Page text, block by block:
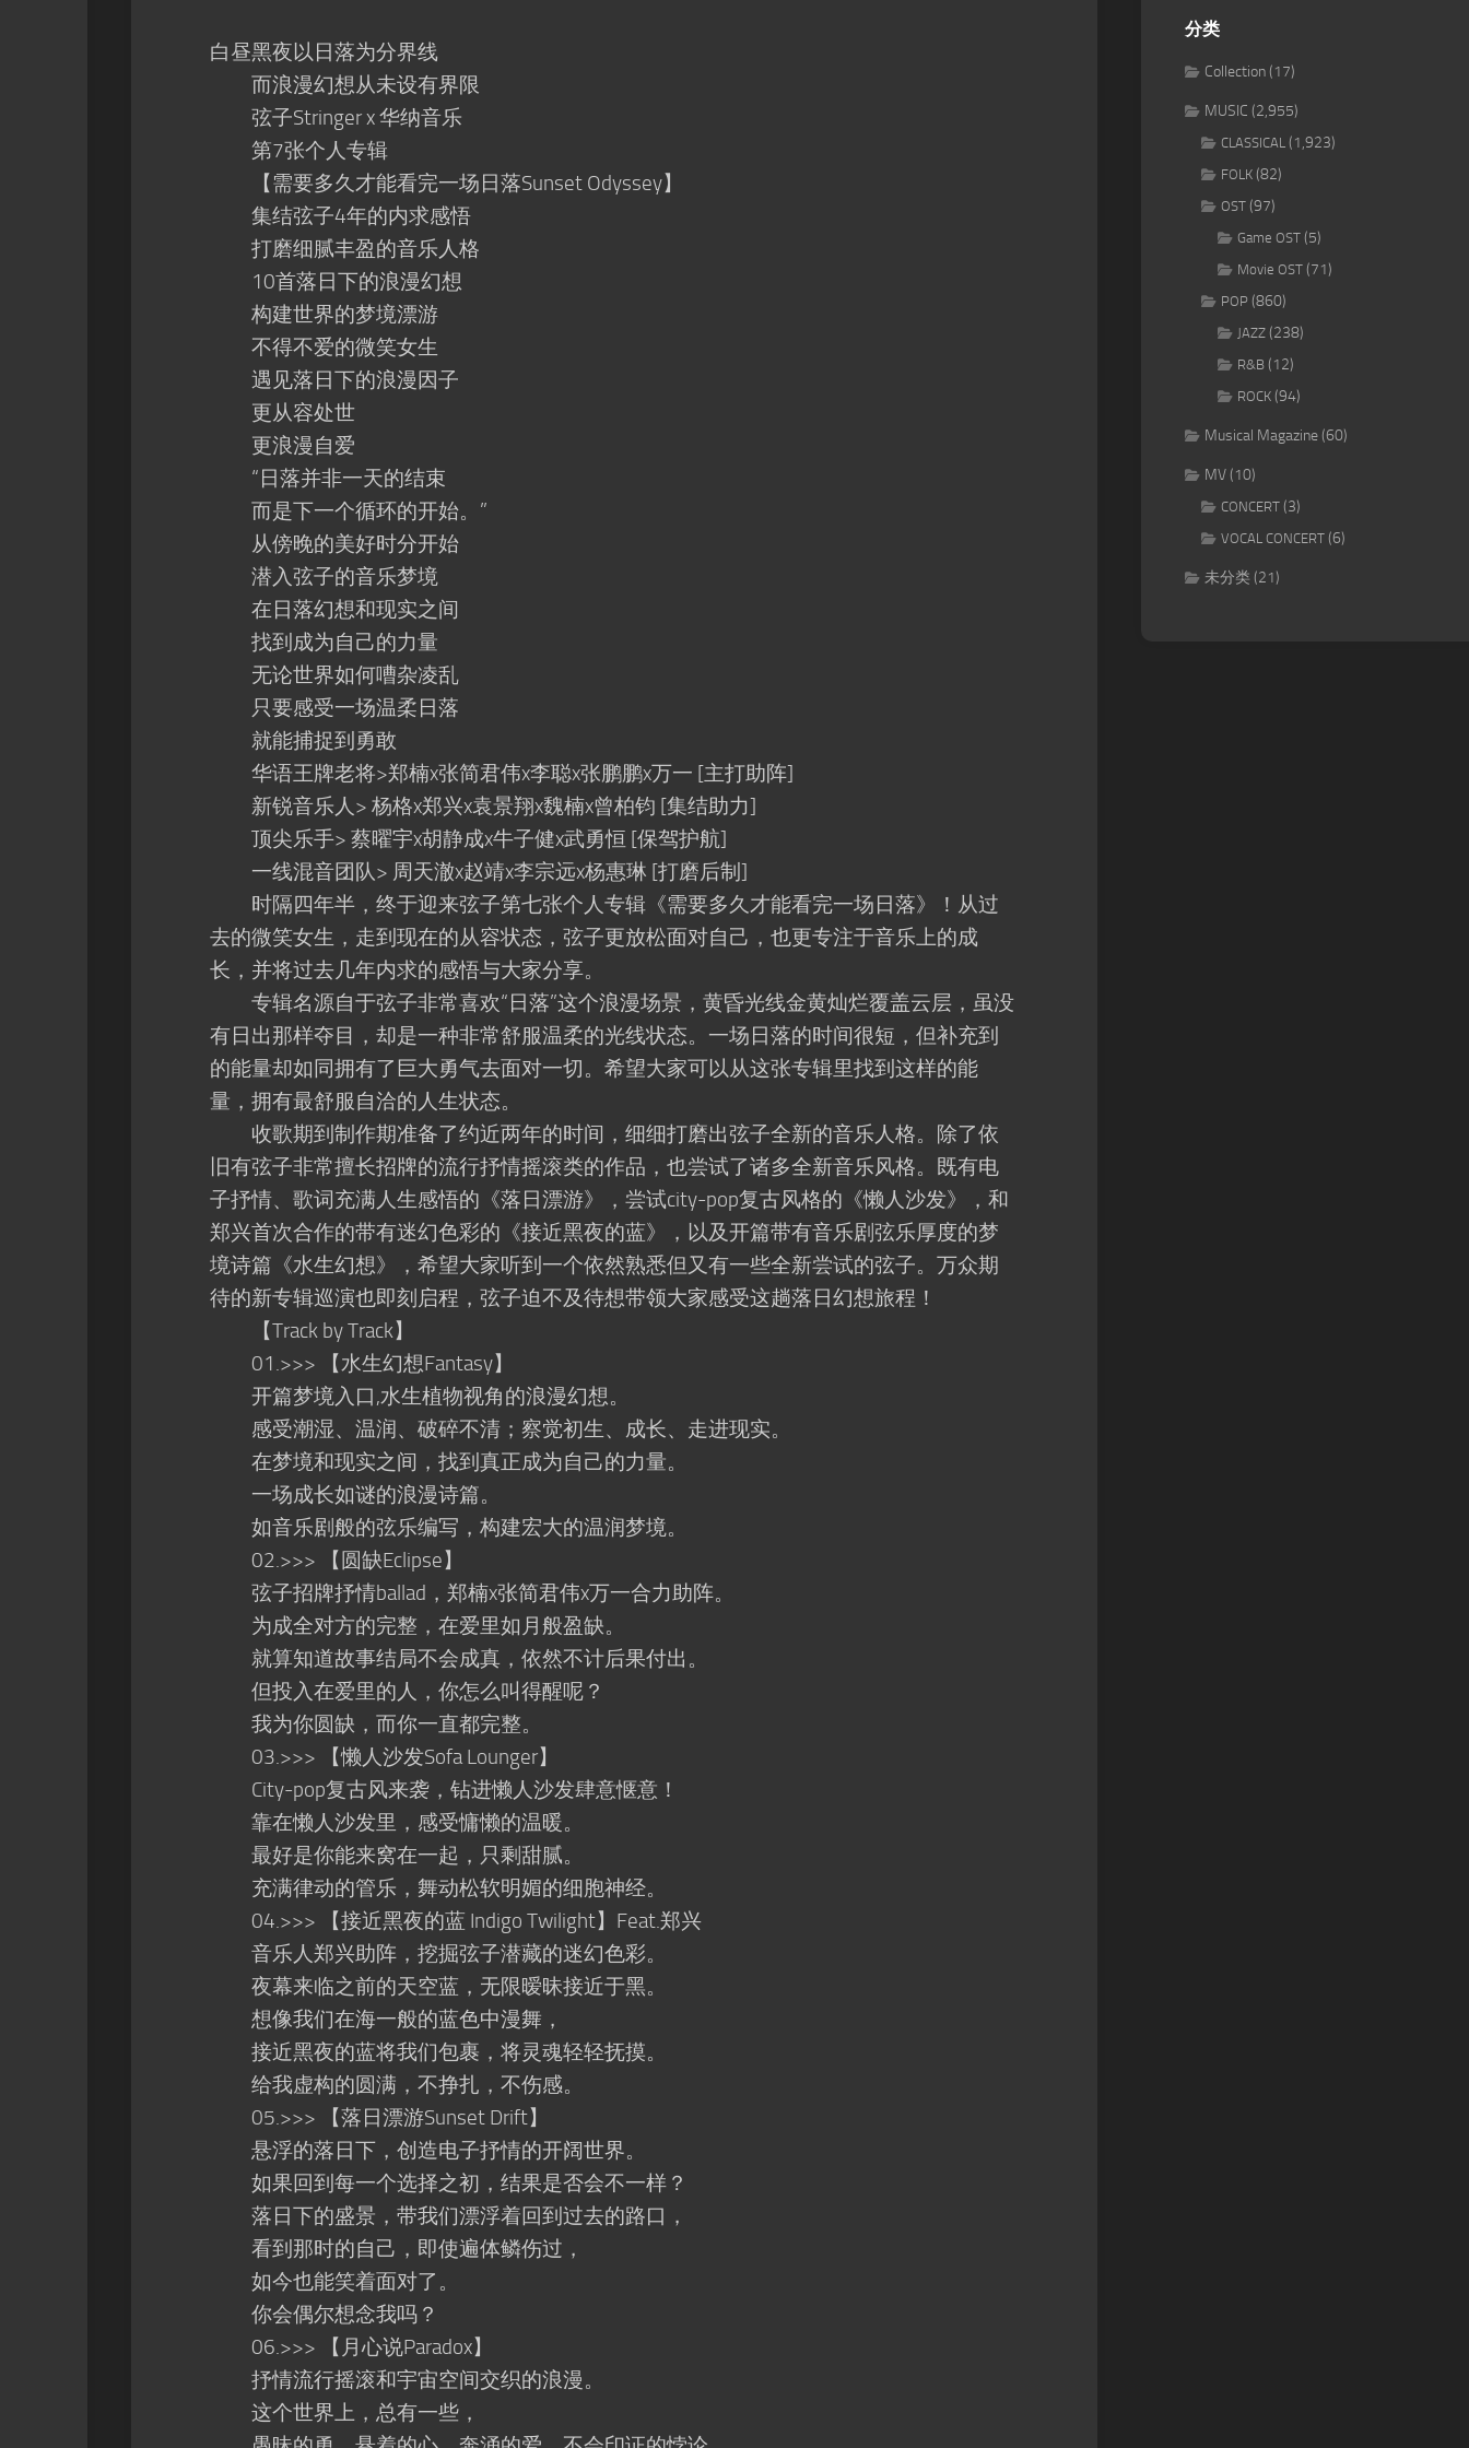
白昼黑夜以日落为分界线
而浪漫幻想从未设有界限
弦子Stringer x 华纳音乐
第7张个人专辑
【需要多久才能看完一场日落Sunset Odyssey】
集结弦子4年的内求感悟
打磨细腻丰盈的音乐人格
10首落日下的浪漫幻想
构建世界的梦境漂游
不得不爱的微笑女生
遇见落日下的浪漫因子
更从容处世
更浪漫自爱
“日落并非一天的结束
而是下一个循环的开始。”
从傍晚的美好时分开始
潜入弦子的音乐梦境
在日落幻想和现实之间
找到成为自己的力量
无论世界如何嘈杂凌乱
只要感受一场温柔日落
就能捕捉到勇敢
华语王牌老将>郑楠x张简君伟x李聪x张鹏鹏x万一 [主打助阵]
新锐音乐人> 杨格x郑兴x袁景翔x魏楠x曾柏钧 [集结助力]
顶尖乐手> 蔡曜宇x胡静成x牛子健x武勇恒 [保驾护航]
一线混音团队> 周天澈x赵靖x李宗远x杨惠琳 [打磨后制]
时隔四年半，终于迎来弦子第七张个人专辑《需要多久才能看完一场日落》！从过
去的微笑女生，走到现在的从容状态，弦子更放松面对自己，也更专注于音乐上的成
长，并将过去几年内求的感悟与大家分享。
专辑名源自于弦子非常喜欢“日落”这个浪漫场景，黄昏光线金黄灿烂覆盖云层，虽没
有日出那样夺目，却是一种非常舒服温柔的光线状态。一场日落的时间很短，但补充到
的能量却如同拥有了巨大勇气去面对一切。希望大家可以从这张专辑里找到这样的能
量，拥有最舒服自洽的人生状态。
收歌期到制作期准备了约近两年的时间，细细打磨出弦子全新的音乐人格。除了依
旧有弦子非常擅长招牌的流行抒情摇滚类的作品，也尝试了诸多全新音乐风格。既有电
子抒情、歌词充满人生感悟的《落日漂游》，尝试city-pop复古风格的《懒人沙发》，和
郑兴首次合作的带有迷幻色彩的《接近黑夜的蓝》，以及开篇带有音乐剧弦乐厚度的梦
境诗篇《水生幻想》，希望大家听到一个依然熟悉但又有一些全新尝试的弦子。万众期
待的新专辑巡演也即刻启程，弦子迫不及待想带领大家感受这趟落日幻想旅程！
【Track by Track】
01.>>> 【水生幻想Fantasy】
开篇梦境入口,水生植物视角的浪漫幻想。
感受潮湿、温润、破碎不清；察觉初生、成长、走进现实。
在梦境和现实之间，找到真正成为自己的力量。
一场成长如谜的浪漫诗篇。
如音乐剧般的弦乐编写，构建宏大的温润梦境。
02.>>> 【圆缺Eclipse】
弦子招牌抒情ballad，郑楠x张简君伟x万一合力助阵。
为成全对方的完整，在爱里如月般盈缺。
就算知道故事结局不会成真，依然不计后果付出。
但投入在爱里的人，你怎么叫得醒呢？
我为你圆缺，而你一直都完整。
03.>>> 【懒人沙发Sofa Lounger】
City-pop复古风来袭，钻进懒人沙发肆意惬意！
靠在懒人沙发里，感受慵懒的温暖。
最好是你能来窝在一起，只剩甜腻。
充满律动的管乐，舞动松软明媚的细胞神经。
04.>>> 【接近黑夜的蓝 Indigo Twilight】Feat.郑兴
音乐人郑兴助阵，挖掘弦子潜藏的迷幻色彩。
夜幕来临之前的天空蓝，无限暧昧接近于黑。
想像我们在海一般的蓝色中漫舞，
接近黑夜的蓝将我们包裹，将灵魂轻轻抚摸。
给我虚构的圆满，不挣扎，不伤感。
05.>>> 【落日漂游Sunset Drift】
悬浮的落日下，创造电子抒情的开阔世界。
如果回到每一个选择之初，结果是否会不一样？
落日下的盛景，带我们漂浮着回到过去的路口，
看到那时的自己，即使遍体鳞伤过，
如今也能笑着面对了。
你会偶尔想念我吗？
06.>>> 【月心说Paradox】
抒情流行摇滚和宇宙空间交织的浪漫。
这个世界上，总有一些，
分类
Collection(17)
MUSIC (2,955)
CLASSICAL (1,923)
FOLK (82)
OST (97)
Game OST (5)
Movie OST (71)
POP (860)
JAZZ (238)
R&B (12)
ROCK (94)
Musical Magazine(60)
MV(10)
CONCERT (3)
VOCAL CONCERT (6)
未分类(21)